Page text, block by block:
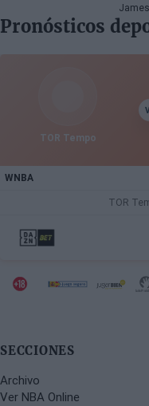
Pronósticos
TOR Tempo
WNBA
TOR
SECCIONES
Archivo
Ver NBA Online